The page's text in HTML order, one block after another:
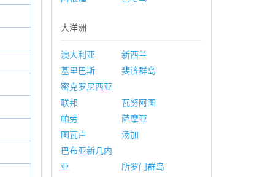
大洋洲
澳大利亚
新西兰
基里巴斯
斐济群岛
密克罗尼西亚
联邦
瓦努阿图
帕劳
萨摩亚
图瓦卢
汤加
巴布亚新几内
亚
所罗门群岛